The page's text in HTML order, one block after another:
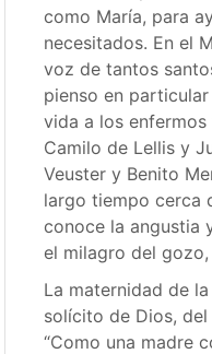
como María, para
necesitados. En el
voz de tantos
pienso en
vida a los
Camilo de Lellis y
Veuster y Benito
largo tiempo cerca
conoce la angustia
el milagro del
La maternidad de
solícito de Dios,
“Como una madre